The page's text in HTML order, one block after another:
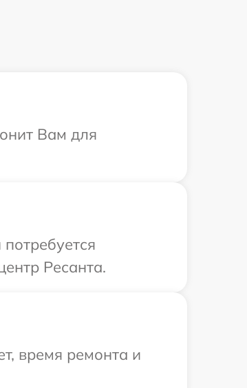
Вам для
Ресанта.
время ремонта и